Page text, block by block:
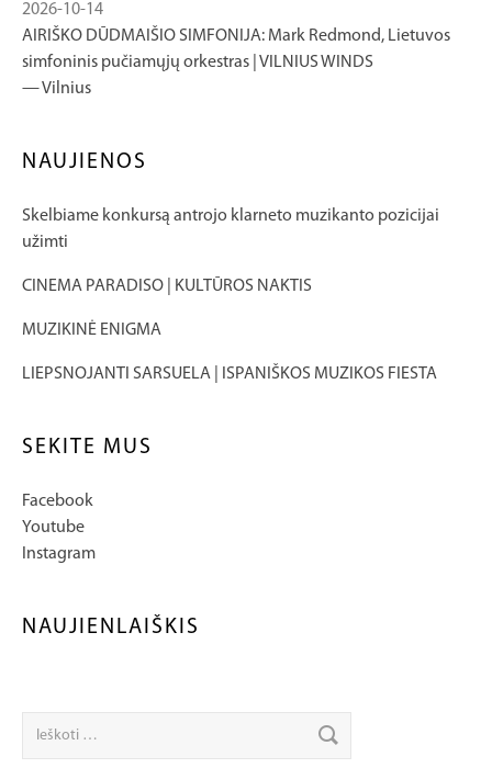
AIRIŠKO DŪDMAIŠIO SIMFONIJA: Mark Redmond, Lietuvos
simfoninis pučiamųjų orkestras | VILNIUS WINDS
Vilnius
2026-10-14
NAUJIENOS
Skelbiame konkursą antrojo klarneto muzikanto pozicijai
užimti
CINEMA PARADISO | KULTŪROS NAKTIS
MUZIKINĖ ENIGMA
LIEPSNOJANTI SARSUELA | ISPANIŠKOS MUZIKOS FIESTA
SEKITE MUS
Facebook
Youtube
Instagram
NAUJIENLAIŠKIS